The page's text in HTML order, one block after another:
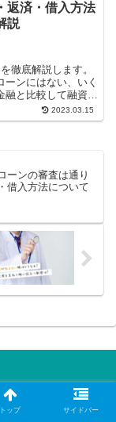
返済・借入方法
説
徹底解説します。
ンにはない、いく
融と比較して融資ま
2023.03.15
ーンの審査は通り
借入方法について
トップ サイドバー